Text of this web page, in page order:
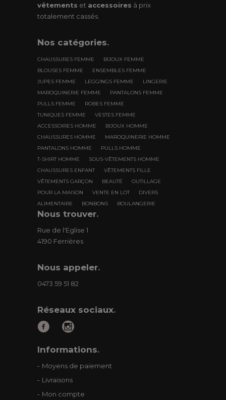
vêtements et accessoires à prix
totalement cassés.
Nos catégories.
CHAUSSURES FEMME
BIJOUX FEMME
BLOUSES FEMME
ENSEMBLES FEMME
JUPES FEMME
LEGGINGS FEMME
LINGERIE
MAROQUINERIE FEMME
PANTALONS FEMME
PULLS FEMME
ROBES FEMME
TUNIQUES FEMME
VESTES FEMME
ACCESSOIRES HOMME
BIJOUX HOMME
CHAUSSURES HOMME
MAROQUINERIE HOMME
PANTALONS HOMME
PULLS HOMME
T-SHIRT HOMME
SOUS-VÊTEMENTS HOMME
CHAUSSURES ENFANT
VÊTEMENTS FILLE
VÊTEMENTS GARÇON
BEAUTÉ
OUTILLAGE
POUR LA MAISON
VENTE EN LOT
DIVERS
ALIMENTAIRE
BONBONS BOULANGERIE
Nous trouver.
Rue de l'Eglise 1
4190 Ferrières
Nous appeler.
0473 59 51 82
Réseaux sociaux.
Informations.
Moyens de paiement
Livraisons
Mon compte